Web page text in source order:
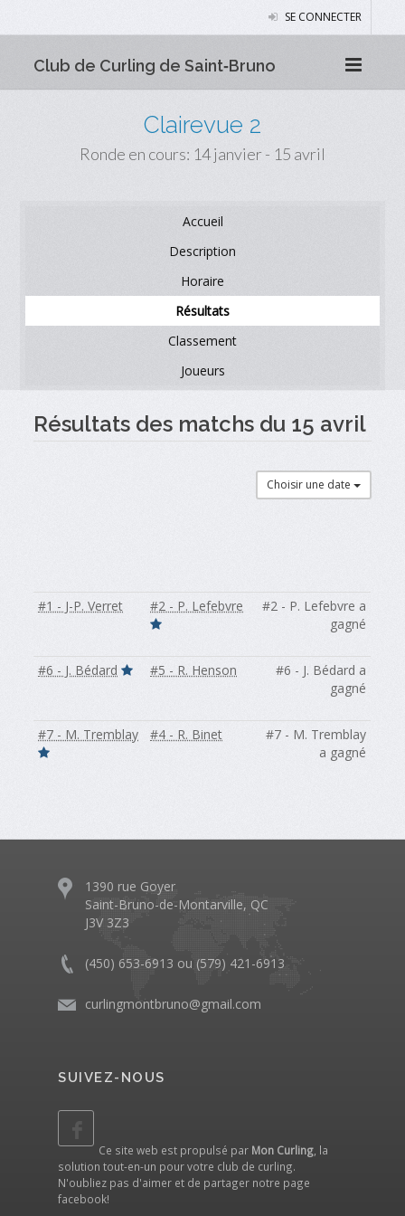
SE CONNECTER
Club de Curling de Saint‑Bruno
Clairevue 2
Ronde en cours: 14 janvier - 15 avril
Accueil
Description
Horaire
Résultats
Classement
Joueurs
Résultats des matchs du 15 avril
Choisir une date
#1 - J-P. Verret #2 - P. Lefebvre
#2 - P. Lefebvre a
gagné
#6 - J. Bédard #5 - R. Henson
#6 - J. Bédard a
gagné
#7 - M. Tremblay #4 - R. Binet
#7 - M. Tremblay
a gagné
1390 rue Goyer
Saint-Bruno-de-Montarville, QC
J3V 3Z3
(450) 653-6913 ou (579) 421-6913
curlingmontbruno@gmail.com
SUIVEZ-NOUS
Ce site web est propulsé par Mon Curling , la
solution tout-en-un pour votre club de curling.
N'oubliez pas d'aimer et de partager notre page
facebook!